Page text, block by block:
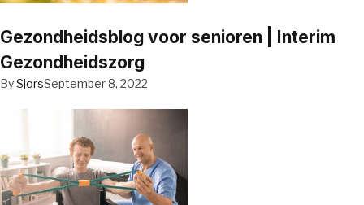
Gezondheidsblog voor senioren | Interim
Gezondheidszorg
BySjorsSeptember 8, 2022